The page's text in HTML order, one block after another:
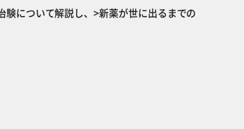
について解説し、>新薬が世に出るまでの